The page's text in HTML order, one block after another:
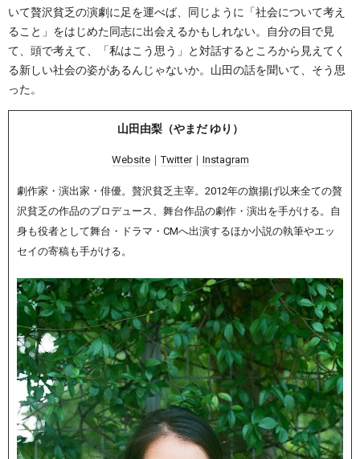
いて贅沢貧乏の演劇に足を運べば、同じように「社会について考え
ること」をはじめた同志に出会えるかもしれない。自分の目で見
て、頭で考えて、「私はこう思う」と対話するところから見えてく
る新しい社会の姿があるんじゃないか。山田の話を聞いて、そう思
った。
山田由梨（やまだ ゆり）
Website｜Twitter｜ Instagram
劇作家・演出家・俳優。贅沢貧乏主宰。2012年の旗揚げ以来全ての贅
沢貧乏の作品のプロデュース、舞台作品の劇作・演出を手がける。自
身も役者として舞台・ドラマ・CMへ出演するほか小説の執筆やエッ
セイの寄稿も手がける。